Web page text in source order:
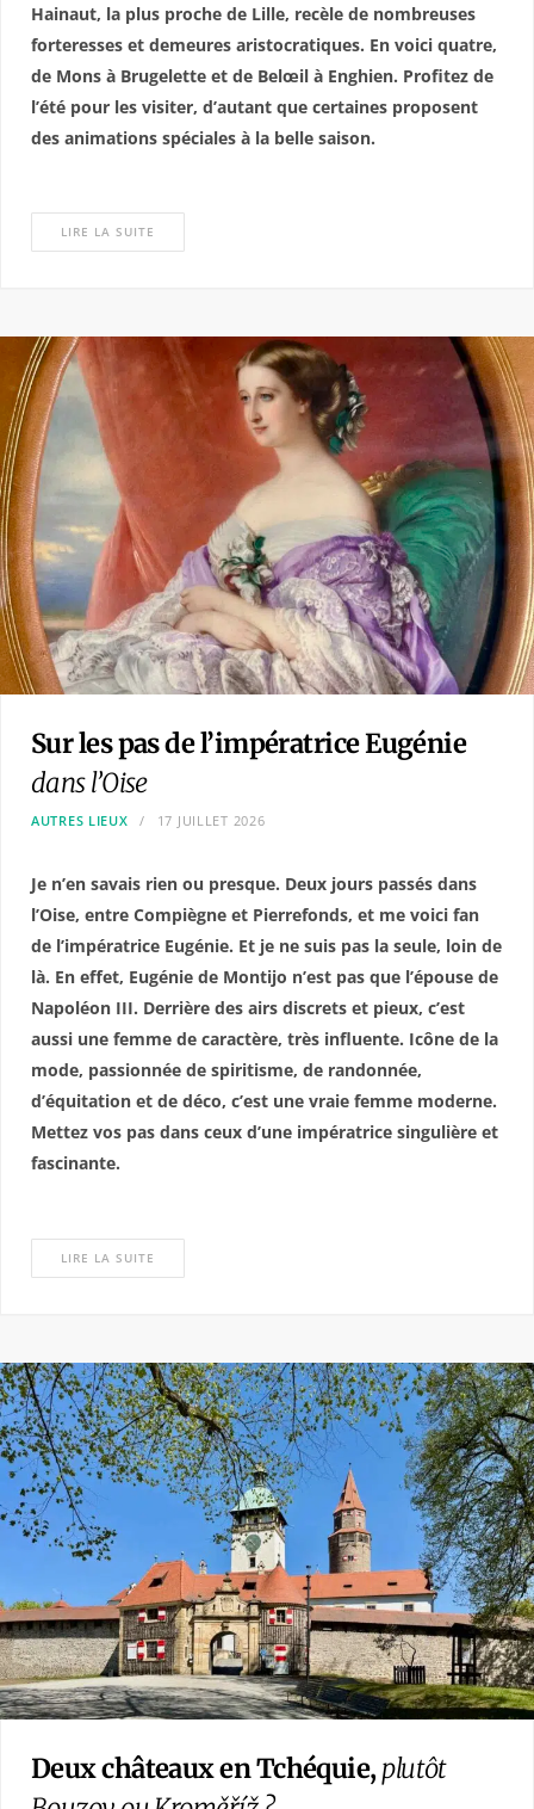
Hainaut, la plus proche de Lille, recèle de nombreuses
forteresses et demeures aristocratiques. En voici quatre,
de Mons à Brugelette et de Belœil à Enghien. Profitez de
l’été pour les visiter, d’autant que certaines proposent
des animations spéciales à la belle saison.
LIRE LA SUITE
Sur les pas de l’impératrice Eugénie
dans l’Oise
AUTRES LIEUX 17 JUILLET 2026
Je n’en savais rien ou presque. Deux jours passés dans
l’Oise, entre Compiègne et Pierrefonds, et me voici fan
de l’impératrice Eugénie. Et je ne suis pas la seule, loin de
là. En effet, Eugénie de Montijo n’est pas que l’épouse de
Napoléon III. Derrière des airs discrets et pieux, c’est
aussi une femme de caractère, très influente. Icône de la
mode, passionnée de spiritisme, de randonnée,
d’équitation et de déco, c’est une vraie femme moderne.
Mettez vos pas dans ceux d’une impératrice singulière et
fascinante.
LIRE LA SUITE
Deux châteaux en Tchéquie, plutôt